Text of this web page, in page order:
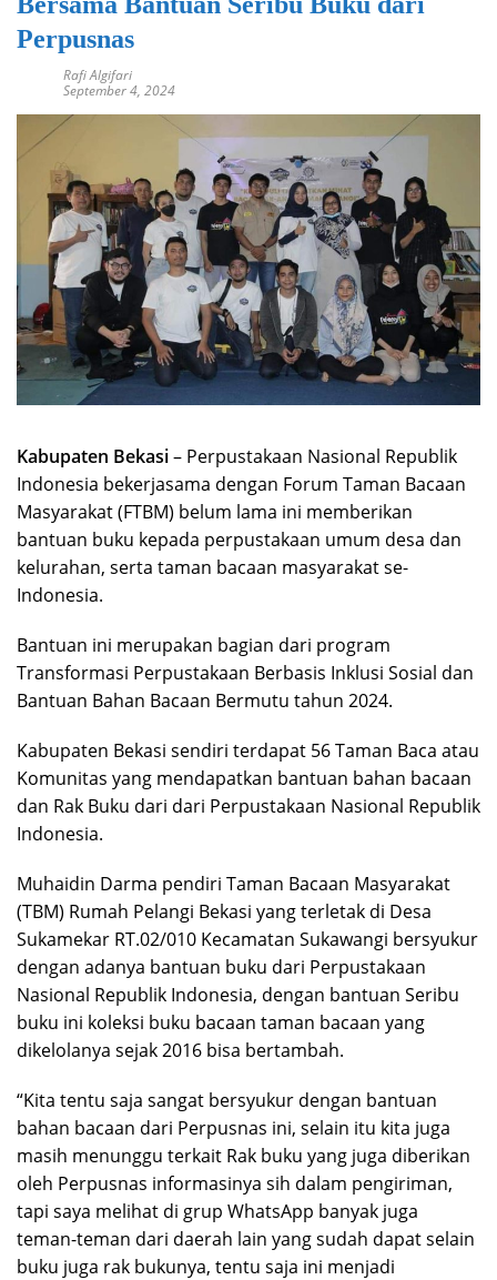
Perpusnas
Rafi Algifari
September 4, 2024
Kabupaten Bekasi– Perpustakaan Nasional Republik
Indonesia bekerjasama dengan Forum Taman Bacaan
Masyarakat (FTBM) belum lama ini memberikan
bantuan buku kepada perpustakaan umum desa dan
kelurahan, serta taman bacaan masyarakat se-
Indonesia.
Bantuan ini merupakan bagian dari program
Transformasi Perpustakaan Berbasis Inklusi Sosial dan
Bantuan Bahan Bacaan Bermutu tahun 2024.
Kabupaten Bekasi sendiri terdapat 56 Taman Baca atau
Komunitas yang mendapatkan bantuan bahan bacaan
dan Rak Buku dari dari Perpustakaan Nasional Republik
Indonesia.
Muhaidin Darma pendiri Taman Bacaan Masyarakat
(TBM) Rumah Pelangi Bekasi yang terletak di Desa
Sukamekar RT.02/010 Kecamatan Sukawangi bersyukur
dengan adanya bantuan buku dari Perpustakaan
Nasional Republik Indonesia, dengan bantuan Seribu
buku ini koleksi buku bacaan taman bacaan yang
dikelolanya sejak 2016 bisa bertambah.
“Kita tentu saja sangat bersyukur dengan bantuan
bahan bacaan dari Perpusnas ini, selain itu kita juga
masih menunggu terkait Rak buku yang juga diberikan
oleh Perpusnas informasinya sih dalam pengiriman,
tapi saya melihat di grup WhatsApp banyak juga
teman-teman dari daerah lain yang sudah dapat selain
buku juga rak bukunya, tentu saja ini menjadi